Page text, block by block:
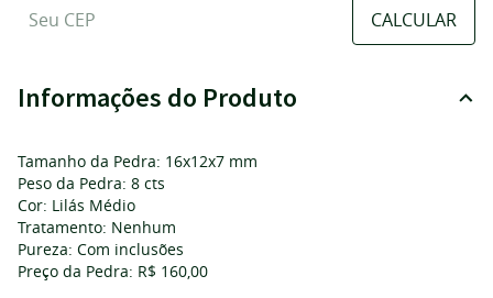
Informações do Produto
Tamanho da Pedra: 16x12x7 mm
Peso da Pedra: 8 cts
Cor: Lilás Médio
Tratamento: Nenhum
Pureza: Com inclusões
Preço da Pedra: R$ 160,00